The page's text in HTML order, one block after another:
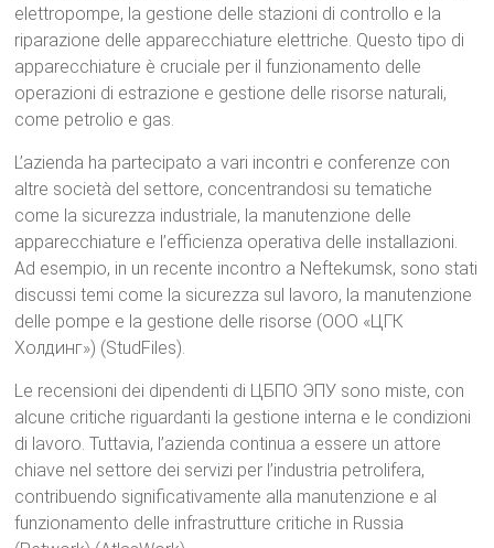
elettropompe, la gestione delle stazioni di controllo e la
riparazione delle apparecchiature elettriche. Questo tipo di
apparecchiature è cruciale per il funzionamento delle
operazioni di estrazione e gestione delle risorse naturali,
come petrolio e gas.
L’azienda ha partecipato a vari incontri e conferenze con
altre società del settore, concentrandosi su tematiche
come la sicurezza industriale, la manutenzione delle
apparecchiature e l’efficienza operativa delle installazioni.
Ad esempio, in un recente incontro a Neftekumsk, sono stati
discussi temi come la sicurezza sul lavoro, la manutenzione
delle pompe e la gestione delle risorse (ООО «ЦГК
Холдинг»)​​ (StudFiles).
Le recensioni dei dipendenti di ЦБПО ЭПУ sono miste, con
alcune critiche riguardanti la gestione interna e le condizioni
di lavoro. Tuttavia, l’azienda continua a essere un attore
chiave nel settore dei servizi per l’industria petrolifera,
contribuendo significativamente alla manutenzione e al
funzionamento delle infrastrutture critiche in Russia​